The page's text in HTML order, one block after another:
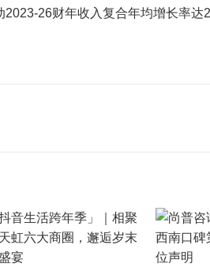
26财年收入复合年均增长率达